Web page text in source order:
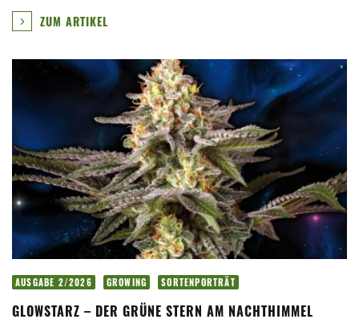
ZUM ARTIKEL
AUSGABE 2/2026 GROWING SORTENPORTRÄT
GLOWSTARZ – DER GRÜNE STERN AM NACHTHIMMEL